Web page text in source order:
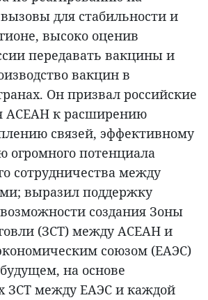
для стабильности и
высоко оценив
передавать вакцины и
вакцин в
Он призвал российские
АСЕАН к расширению
связей, эффективному
огромного потенциала
сотрудничества между
выразил поддержку
создания Зоны
(ЗСТ) между АСЕАН и
союзом (ЕАЭС)
на основе
ЗСТ между ЕАЭС и каждой